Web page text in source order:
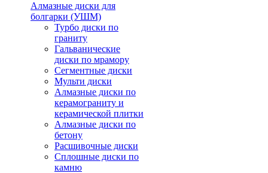
Алмазные диски для
болгарки (УШМ)
Турбо диски по
граниту
Гальванические
диски по мрамору
Сегментные диски
Мульти диски
Алмазные диски по
керамограниту и
керамической плитки
Алмазные диски по
бетону
Расшивочные диски
Сплошные диски по
камню